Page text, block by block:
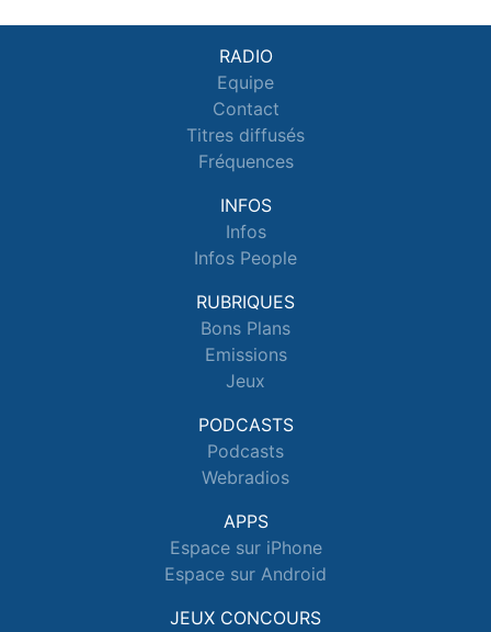
RADIO
Equipe
Contact
Titres diffusés
Fréquences
INFOS
Infos
Infos People
RUBRIQUES
Bons Plans
Emissions
Jeux
PODCASTS
Podcasts
Webradios
APPS
Espace sur iPhone
Espace sur Android
JEUX CONCOURS